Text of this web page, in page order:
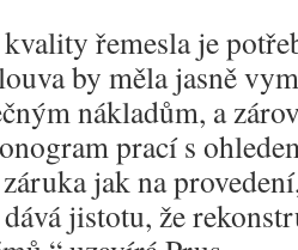
kvality řemesla je
by měla jasně
nákladům, a
prací s
jak na
jistotu, že